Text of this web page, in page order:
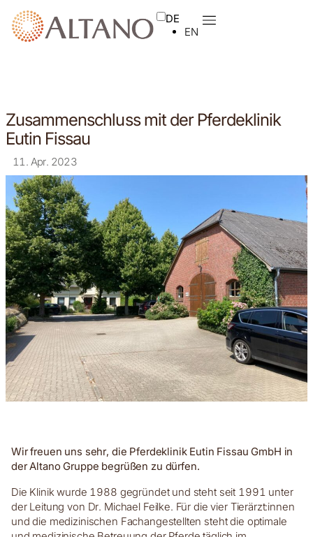
DE
EN
Zusammenschluss mit der Pferdeklinik
Eutin Fissau
11. Apr. 2023
Wir freuen uns sehr, die Pferdeklinik Eutin Fissau GmbH in
der Altano Gruppe begrüßen zu dürfen.
Die Klinik wurde 1988 gegründet und steht seit 1991 unter
der Leitung von Dr. Michael Feilke. Für die vier Tierärzt:innen
und die medizinischen Fachangestellten steht die optimale